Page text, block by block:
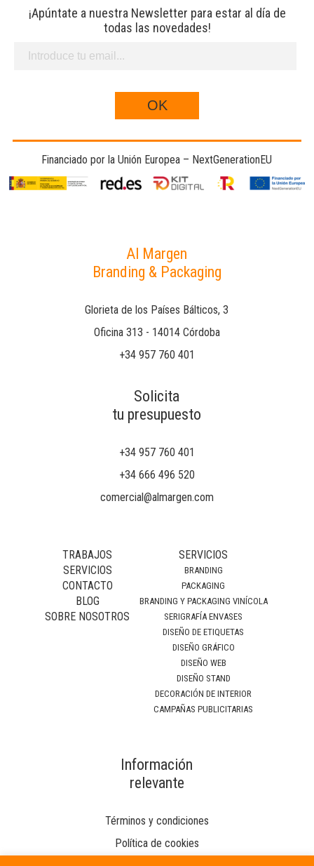
¡Apúntate a nuestra Newsletter para estar al día de
todas las novedades!
Financiado por la Unión Europea – NextGenerationEU
Al Margen
Branding & Packaging
Glorieta de los Países Bálticos, 3
Oficina 313 - 14014 Córdoba
+34 957 760 401
Solicita
tu presupuesto
+34 957 760 401
+34 666 496 520
comercial@almargen.com
TRABAJOS
SERVICIOS
CONTACTO
BLOG
SOBRE NOSOTROS
SERVICIOS
BRANDING
PACKAGING
BRANDING Y PACKAGING VINÍCOLA
SERIGRAFÍA ENVASES
DISEÑO DE ETIQUETAS
DISEÑO GRÁFICO
DISEÑO WEB
DISEÑO STAND
DECORACIÓN DE INTERIOR
CAMPAÑAS PUBLICITARIAS
Información
relevante
Términos y condiciones
Política de cookies